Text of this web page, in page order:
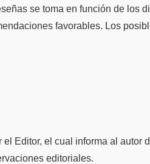
se toma en función de los
favorables. Los
Editor, el cual informa al autor
editoriales.